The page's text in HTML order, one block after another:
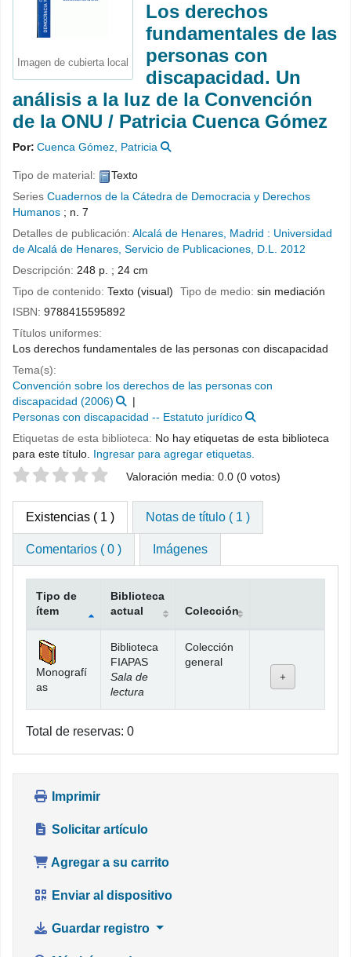
Imagen de cubierta local
Los derechos
fundamentales de las
personas con
discapacidad. Un
análisis a la luz de la Convención
de la ONU / Patricia Cuenca Gómez
Por: Cuenca Gómez, Patricia
Tipo de material:
Texto
Series Cuadernos de la Cátedra de Democracia y Derechos
Humanos ; n. 7
Detalles de publicación: Alcalá de Henares, Madrid : Universidad
de Alcalá de Henares, Servicio de Publicaciones,
D.L. 2012
Descripción: 248 p. ; 24 cm
Tipo de contenido: Texto (visual) Tipo de medio:sin mediación
ISBN: 9788415595892
Títulos uniformes:
Los derechos fundamentales de las personas con discapacidad
Tema(s):
Convención sobre los derechos de las personas con
discapacidad (2006)
Personas con discapacidad -- Estatuto jurídico
Etiquetas de esta biblioteca: No hay etiquetas de esta biblioteca
para este título. Ingresar para agregar etiquetas.
Valoración Valoración media: 0.0 (0 votos)
Existencias ( 1 ) Notas de título ( 1 )
Comentarios ( 0 ) Imágenes
Existencias
Tipo de
ítem
Biblioteca
actual
Colección
Monografí
as
Biblioteca
FIAPAS
Sala de
lectura
Colección
general
Total de reservas: 0
Imprimir
Solicitar artículo
Agregar a su carrito
Enviar al dispositivo
Guardar registro